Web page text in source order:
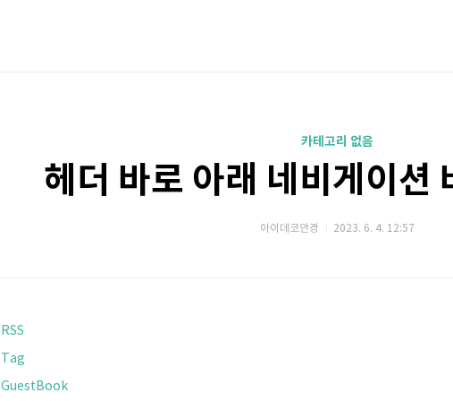
카테고리 없음
헤더 바로 아래 네비게이
아이데코안경 2023. 6. 4. 12:57
RSS
Tag
GuestBook